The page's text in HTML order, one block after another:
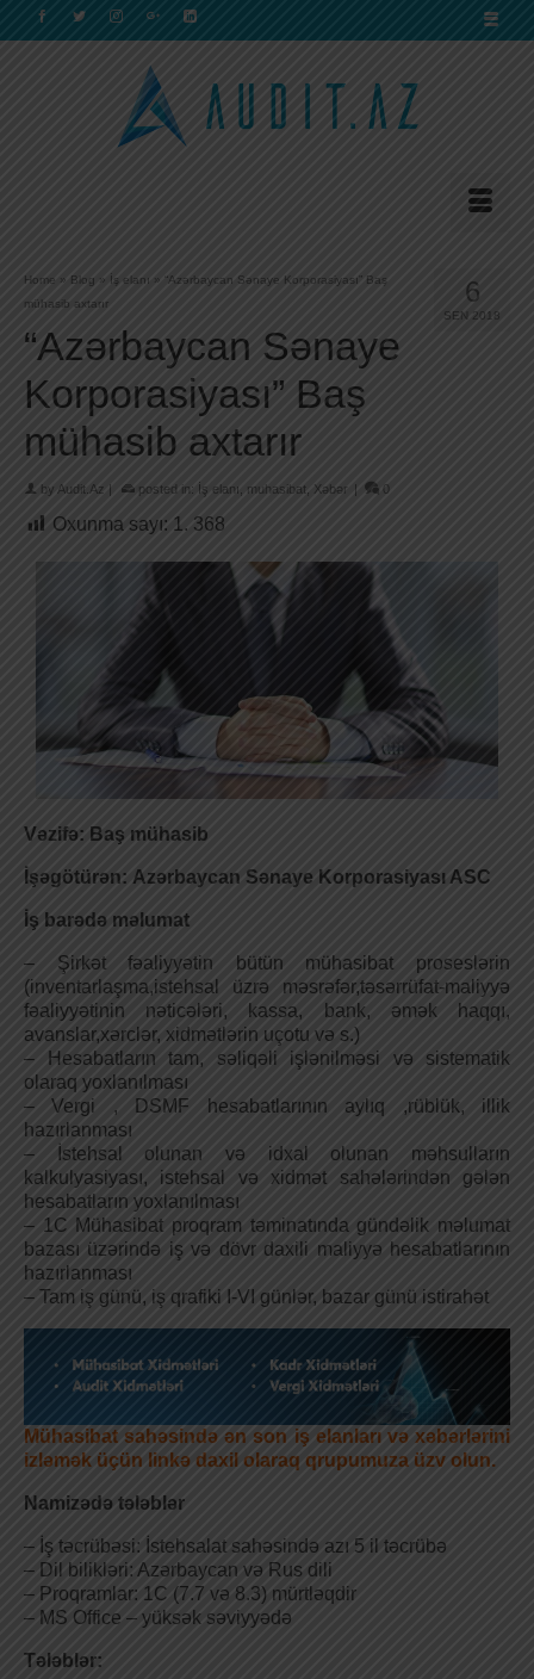
6
SEN 2018
Home » Blog » İş elanı » “Azərbaycan Sənaye Korporasiyası” Baş
mühasib axtarır
“Azərbaycan Sənaye
Korporasiyası” Baş
mühasib axtarır
by Audit.Az | posted in: İş elanı muhasibat Xəbər | 0
Oxunma sayı: 1. 368
Vəzifə: Baş mühasib
İşəgötürən: Azərbaycan Sənaye Korporasiyası ASC
İş barədə məlumat
– Şirkət fəaliyyətin bütün mühasibat proseslərin
(inventarlaşma,istehsal üzrə məsrəfər,təsərrüfat-maliyyə
fəaliyyətinin nəticələri, kassa, bank, əmək haqqı,
avanslar,xərclər, xidmətlərin uçotu və s.)
– Hesabatların tam, səliqəli işlənilməsi və sistematik
olaraq yoxlanılması
– Vergi , DSMF hesabatlarının aylıq ,rüblük, illik
hazırlanması
– İstehsal olunan və idxal olunan məhsulların
kalkulyasiyası, istehsal və xidmət sahələrindən gələn
hesabatların yoxlanılması
– 1C Mühasibat proqram təminatında gündəlik məlumat
bazası üzərində iş və dövr daxili maliyyə hesabatlarının
hazırlanması
– Tam iş günü, iş qrafiki I-VI günlər, bazar günü istirahət
Mühasibat sahəsində ən son iş elanları və xəbərlərini
izləmək üçün linkə daxil olaraq qrupumuza üzv olun.
Namizədə tələblər
– İş təcrübəsi: İstehsalat sahəsində azı 5 il təcrübə
– Dil bilikləri: Azərbaycan və Rus dili
– Proqramlar: 1C (7.7 və 8.3) mürtləqdir
– MS Office – yüksək səviyyədə
Tələblər: